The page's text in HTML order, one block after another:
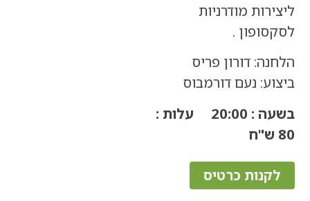
מודרניות
.
דורון פריס
נעם דורמבוס
בשעה : 20:00 עלות :
כרטיס